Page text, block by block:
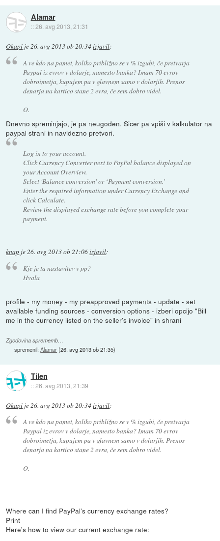
Alamar
::26. avg 2013, 21:31
Okapi je26. avg 2013 ob 20:34izjavil:
A ve kdo na pamet, koliko približno se v % izgubi, če pretvarja
Paypal iz evrov v dolarje, namesto banka? Imam 70 evrov
dobroimetja, kupujem pa v glavnem samo v dolarjih. Prenos
denarja na kartico stane 2 evra, če sem dobro videl.
O.
Dnevno spreminjajo, je pa neugoden. Sicer pa vpiši v kalkulator na
paypal strani in navidezno pretvori.
Log in to your account.
Click Currency Converter next to PayPal balance displayed on
your Account Overview.
Select 'Balance conversion' or ‘Payment conversion.’
Enter the required information under Currency Exchange and
click Calculate.
Review the displayed exchange rate before you complete your
payment.
knap je26. avg 2013 ob 21:06izjavil:
Kje je ta nastavitev v pp?
Hvala
profile - my money - my preapproved payments - update - set
available funding sources - conversion options - izberi opcijo "Bill
me in the currency listed on the seller's invoice" in shrani
Zgodovina sprememb…
spremenil:Alamar(26. avg 2013 ob 21:35)
Tilen
::26. avg 2013, 21:39
Okapi je26. avg 2013 ob 20:34izjavil:
A ve kdo na pamet, koliko približno se v % izgubi, če pretvarja
Paypal iz evrov v dolarje, namesto banka? Imam 70 evrov
dobroimetja, kupujem pa v glavnem samo v dolarjih. Prenos
denarja na kartico stane 2 evra, če sem dobro videl.
O.
Where can I find PayPal's currency exchange rates?
Print
Here's how to view our current exchange rate: